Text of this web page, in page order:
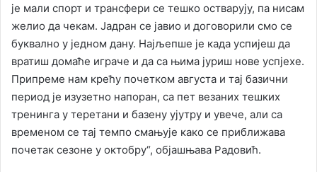
је мали спорт и трансфери се тешко остварују, па нисам
желио да чекам. Јадран се јавио и договорили смо се
буквално у једном дану. Најљепше је када успијеш да
вратиш домаће играче и да са њима јуриш нове успјехе.
Припреме нам крећу почетком августа и тај базични
период је изузетно напоран, са пет везаних тешких
тренинга у теретани и базену ујутру и увече, али са
временом се тај темпо смањује како се приближава
почетак сезоне у октобру“, објашњава Радовић.